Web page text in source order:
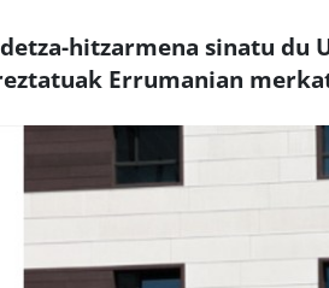
hitzarmena sinatu du
Errumanian